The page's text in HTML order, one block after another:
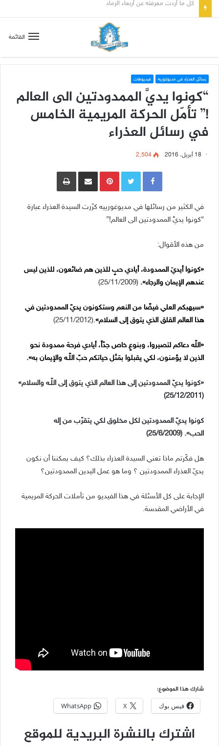
القائمة
رسائل العذراء في مديوغوريه فيديوهات
“كونوا يديَّ الممدودتين الى العالم
!” تأمّل الحركة المريمية الخامس
في رسائل العذراء
18 أبريل، 2016 2٬504
Pinterestمشاركة عبر البريد طباعة
في الكثير من رسائلها في مديوغورييه كرّرت السيدة العذراء عبارة
“كونوا يديَّ الممدودتين الى العالم!”
من هذه الأقوال:
«كونوا أيديَ الممدودة، أيادي حبٍ للذين هم ضائعون، للذين ليس
عندهم الإيمان والرجاء». (25/11/2009)
«سيهبكم العلي فيضًا من النعم وستكونون يديّ الممدودتين في
هذا العالم القلق الذي يتوق إلى السلام».
(25/11/2012)
«اللّه دعاكم لتصيروا، وبنوعٍ خاص جدّاً، أيادي فرحة ممدودة نحو
الذين لا يؤمنون، لكي يقبلوا بمَثَل حياتكم حبّ اللّـه والإيمان به».
«كونوا يديّ الممدودتين إلى هذا العالم الذي يتوق إلى اللّـه والسلام»
(25/12/2011)
كونوا يديّ الممدودتين لكل مخلوق لكي يتقرّب من إله
الحب». (25/6/2009
)
هل فكّرتم ماذا تعني السيدة العذراء بذلك؟ كيف يمكننا أن نكون
يديّ العذراء الممدودتين ؟ وما هو عمل اليدين الممدودتين؟
الإجابة على كل الأسئلة في هذا الفيديو من تأملات الحركة المريمية
في الأراضي المقدسة.
شارك هذا الموضوع:
فيس بوك X
WhatsApp
اشترك بالنشرة البريدية للموقع